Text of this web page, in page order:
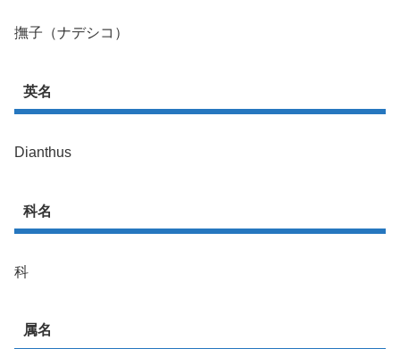
撫子（ナデシコ）
英名
Dianthus
科名
科
属名